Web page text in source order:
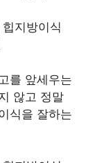
를 앞세우는
않고 정말
식을 잘하는